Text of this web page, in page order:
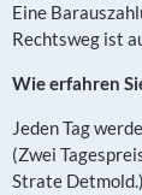
Eine
Rechtsweg ist
Wie erfahren
Jeden Tag
(Zwei
Strate Detmold.)